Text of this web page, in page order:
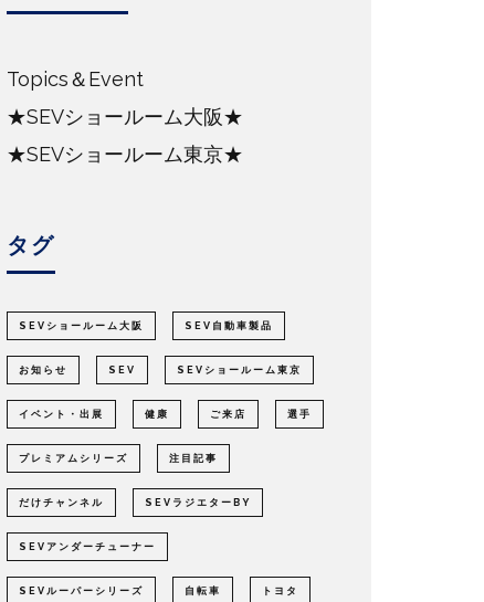
Topics＆Event
★SEVショールーム大阪★
★SEVショールーム東京★
タグ
SEVショールーム大阪 SEV自動車製品
お知らせ SEV SEVショールーム東京
イベント・出展 健康 ご来店 選手
プレミアムシリーズ 注目記事
だけチャンネル SEVラジエターBY
SEVアンダーチューナー
SEVルーパーシリーズ 自転車 トヨタ